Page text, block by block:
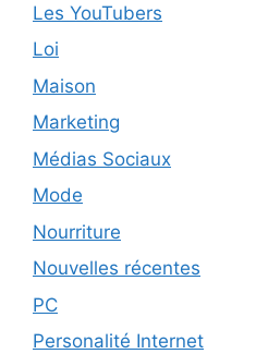
Les YouTubers
Loi
Maison
Marketing
Médias Sociaux
Mode
Nourriture
Nouvelles récentes
PC
Personalité Internet